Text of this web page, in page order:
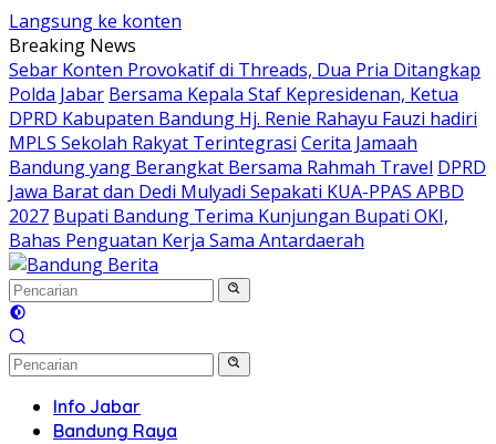
Langsung ke konten
Breaking News
Sebar Konten Provokatif di Threads, Dua Pria Ditangkap
Polda Jabar Bersama Kepala Staf Kepresidenan, Ketua
DPRD Kabupaten Bandung Hj. Renie Rahayu Fauzi hadiri
MPLS Sekolah Rakyat Terintegrasi Cerita Jamaah
Bandung yang Berangkat Bersama Rahmah Travel DPRD
Jawa Barat dan Dedi Mulyadi Sepakati KUA-PPAS APBD
2027 Bupati Bandung Terima Kunjungan Bupati OKI,
Bahas Penguatan Kerja Sama Antardaerah
Info Jabar
Bandung Raya